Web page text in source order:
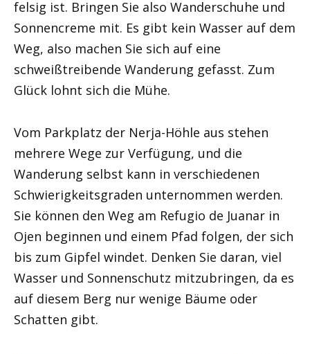
felsig ist. Bringen Sie also Wanderschuhe und
Sonnencreme mit. Es gibt kein Wasser auf dem
Weg, also machen Sie sich auf eine
schweißtreibende Wanderung gefasst. Zum
Glück lohnt sich die Mühe.
Vom Parkplatz der Nerja-Höhle aus stehen
mehrere Wege zur Verfügung, und die
Wanderung selbst kann in verschiedenen
Schwierigkeitsgraden unternommen werden.
Sie können den Weg am Refugio de Juanar in
Ojen beginnen und einem Pfad folgen, der sich
bis zum Gipfel windet. Denken Sie daran, viel
Wasser und Sonnenschutz mitzubringen, da es
auf diesem Berg nur wenige Bäume oder
Schatten gibt.